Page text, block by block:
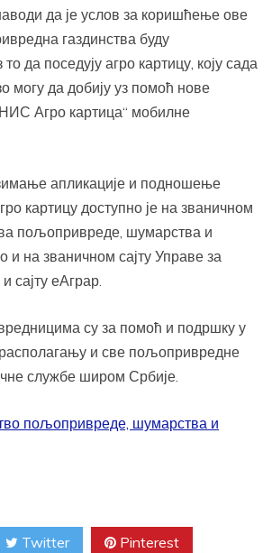
да је услов за коришћење ове
газдинства буду
да поседују агро картицу, коју сада
могу да добију уз помоћ нове
Агро картица“ мобилне
апликације и подношење
картицу доступно је на званичном
пољопривреде, шумарства и
и на званичном сајту Управе за
сајту еАграр.
су за помоћ и подршку у
и све пољопривредне
службе широм Србије.
пољопривреде, шумарства и
Twitter Pinterest